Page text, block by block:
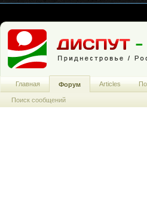
Главная Форум
Поиск сообщений
Articles